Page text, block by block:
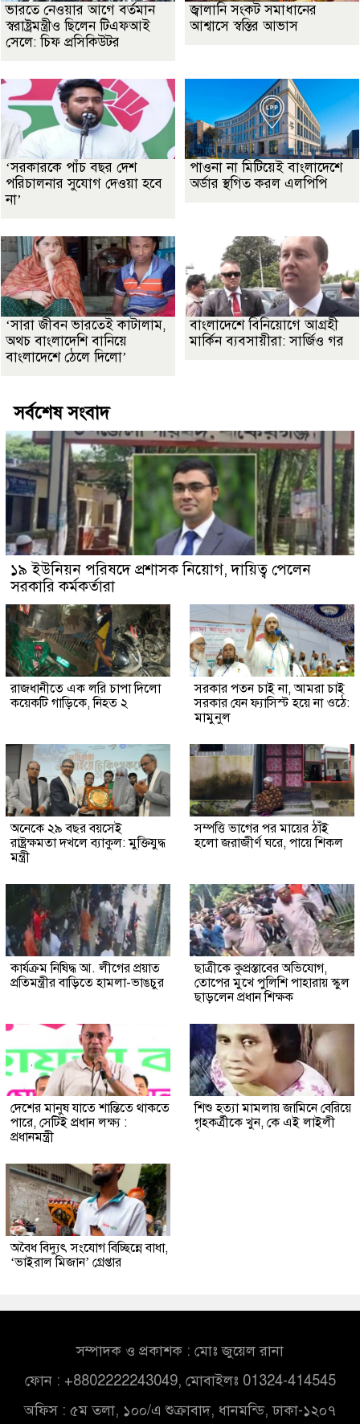
ভারতে নেওয়ার আগে বর্তমান
স্বরাষ্ট্রমন্ত্রীও ছিলেন টিএফআই
সেলে: চিফ প্রসিকিউটর
জ্বালানি সংকট সমাধানের
আশ্বাসে স্বস্তির আভাস
‘সরকারকে পাঁচ বছর দেশ
পরিচালনার সুযোগ দেওয়া হবে
না’
পাওনা না মিটিয়েই বাংলাদেশে
অর্ডার স্থগিত করল এলপিপি
‘সারা জীবন ভারতেই কাটালাম,
অথচ বাংলাদেশি বানিয়ে
বাংলাদেশে ঠেলে দিলো’
বাংলাদেশে বিনিয়োগে আগ্রহী
মার্কিন ব্যবসায়ীরা: সার্জিও গর
সর্বশেষ সংবাদ
১৯ ইউনিয়ন পরিষদে প্রশাসক নিয়োগ, দায়িত্ব পেলেন
সরকারি কর্মকর্তারা
রাজধানীতে এক লরি চাপা দিলো
কয়েকটি গাড়িকে, নিহত ২
সরকার পতন চাই না, আমরা চাই
সরকার যেন ফ্যাসিস্ট হয়ে না ওঠে:
মামুনুল
অনেকে ২৯ বছর বয়সেই
রাষ্ট্রক্ষমতা দখলে ব্যাকুল: মুক্তিযুদ্ধ
মন্ত্রী
সম্পত্তি ভাগের পর মায়ের ঠাঁই
হলো জরাজীর্ণ ঘরে, পায়ে শিকল
কার্যক্রম নিষিদ্ধ আ. লীগের প্রয়াত
প্রতিমন্ত্রীর বাড়িতে হামলা-ভাঙচুর
ছাত্রীকে কুপ্রস্তাবের অভিযোগ,
তোপের মুখে পুলিশি পাহারায় স্কুল
ছাড়লেন প্রধান শিক্ষক
দেশের মানুষ যাতে শান্তিতে থাকতে
পারে, সেটিই প্রধান লক্ষ্য :
প্রধানমন্ত্রী
শিশু হত্যা মামলায় জামিনে বেরিয়ে
গৃহকর্ত্রীকে খুন, কে এই লাইলী
অবৈধ বিদ্যুৎ সংযোগ বিচ্ছিন্নে বাধা,
‘ভাইরাল মিজান’ গ্রেপ্তার
সম্পাদক ও প্রকাশক : মোঃ জুয়েল রানা
ফোন : +8802222243049, মোবাইলঃ 01324-414545
অফিস : ৫ম তলা, ১০০/এ শুক্রাবাদ, ধানমন্ডি, ঢাকা-১২০৭